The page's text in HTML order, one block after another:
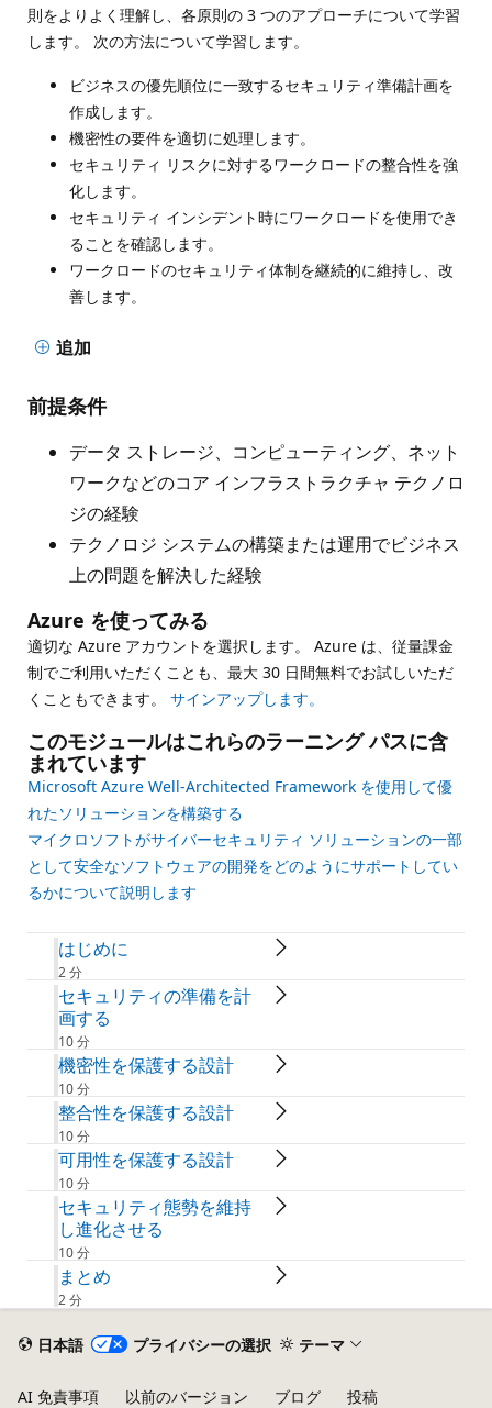
則をよりよく理解し、各原則の 3 つのアプローチについて学習
します。 次の方法について学習します。
ビジネスの優先順位に一致するセキュリティ準備計画を
作成します。
機密性の要件を適切に処理します。
セキュリティ リスクに対するワークロードの整合性を強
化します。
セキュリティ インシデント時にワークロードを使用でき
ることを確認します。
ワークロードのセキュリティ体制を継続的に維持し、改
善します。
追加
前提条件
データ ストレージ、コンピューティング、ネット
ワークなどのコア インフラストラクチャ テクノロ
ジの経験
テクノロジ システムの構築または運用でビジネス
上の問題を解決した経験
Azure を使ってみる
適切な Azure アカウントを選択します。 Azure は、従量課金
制でご利用いただくことも、最大 30 日間無料でお試しいただ
くこともできます。 サインアップします。
このモジュールはこれらのラーニング パスに含
まれています
Microsoft Azure Well-Architected Framework を使用して優
れたソリューションを構築する
マイクロソフトがサイバーセキュリティ ソリューションの一部
として安全なソフトウェアの開発をどのようにサポートしてい
るかについて説明します
はじめに
2 分
セキュリティの準備を計
画する
10 分
機密性を保護する設計
10 分
整合性を保護する設計
10 分
可用性を保護する設計
10 分
セキュリティ態勢を維持
し進化させる
10 分
まとめ
2 分
日本語 プライバシーの選択 テーマ
AI 免責事項 以前のバージョン ブログ 投稿